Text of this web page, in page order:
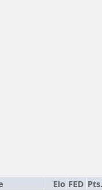
Elo FED Pts.